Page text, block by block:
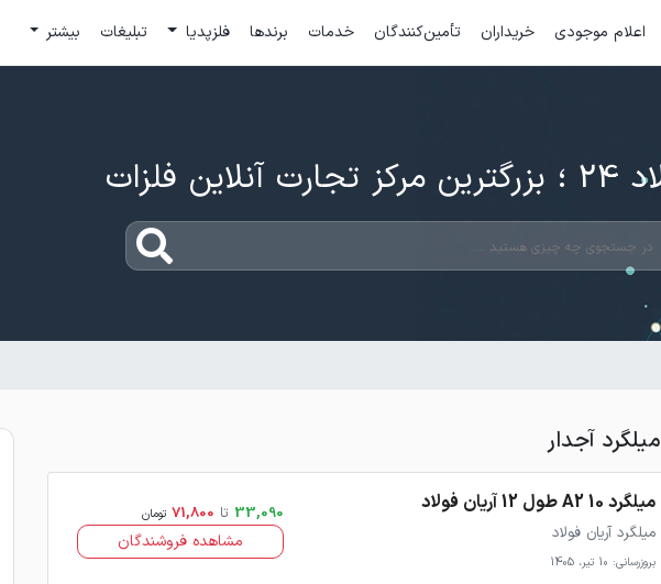
اعلام موجودی خریداران تأمین‌کنندگان خدمات برندها فلزپدیا تبلیغات بیشتر
تجارت آنلاین فلزات
آجدار
میلگرد 10 A2 طول 12 آریان فولاد
میلگرد آریان فولاد
بروزرسانی: 10 تیر، 1405
33,090 تا 71,800 تومان
مشاهده فروشندگان